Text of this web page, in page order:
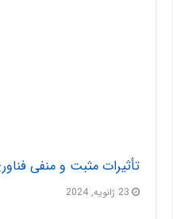
تأثیرات مثبت و منفی
23 ژانویه, 2024